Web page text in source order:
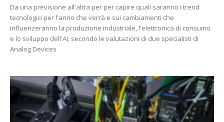
Da una previsione all'altra per per capire quali saranno i trend
tecnologici per l'anno che verrà e sui cambiamenti che
influenzeranno la produzione industriale, l'elettronica di consumo
e lo sviluppo dell'AI, secondo le valutazioni di due specialisti di
Analog Devices